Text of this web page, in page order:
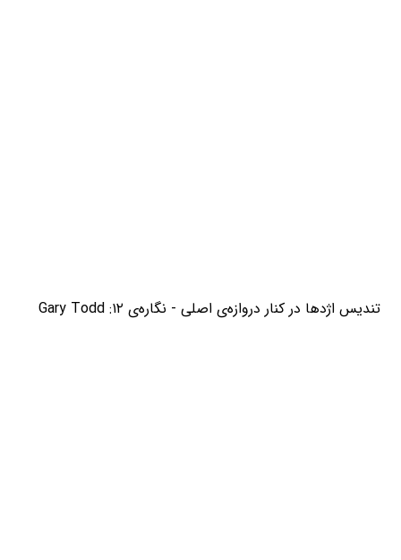
تندیس اژدها در کنار دروازه‌ی اصلی - نگاره‌ی ۱۲: Gary Todd